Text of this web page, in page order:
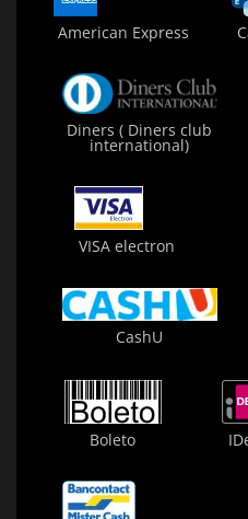
American Express
Diners ( Diners club
international)
VISA electron
CashU
Boleto